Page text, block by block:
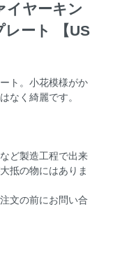
イヤーキン
レート 【US
ト。小花模様がか
なく綺麗です。
ど製造工程で出来
抵の物にはありま
文の前にお問い合